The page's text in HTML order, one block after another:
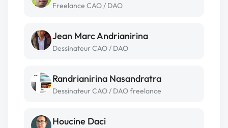
Freelance CAO / DAO
Jean Marc Andrianirina
Dessinateur CAO / DAO
Randrianirina Nasandratra
Dessinateur CAO / DAO freelance
Houcine Daci